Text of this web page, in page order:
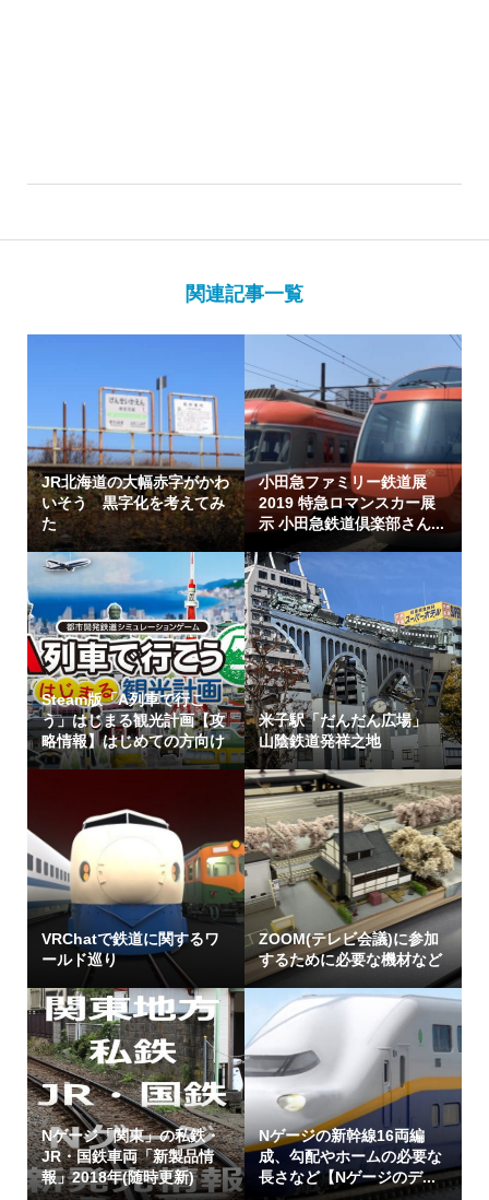
関連記事一覧
JR北海道の大幅赤字がかわ
いそう 黒字化を考えてみ
た
小田急ファミリー鉄道展
2019 特急ロマンスカー展
示 小田急鉄道倶楽部さん...
Steam版「A列車で行こ
う」はじまる観光計画【攻
略情報】はじめての方向け
米子駅「だんだん広場」
山陰鉄道発祥之地
VRChatで鉄道に関するワ
ールド巡り
ZOOM(テレビ会議)に参加
するために必要な機材など
Nゲージ「関東」の私鉄・
JR・国鉄車両「新製品情
報」2018年(随時更新)
Nゲージの新幹線16両編
成、勾配やホームの必要な
長さなど【Nゲージのデ...